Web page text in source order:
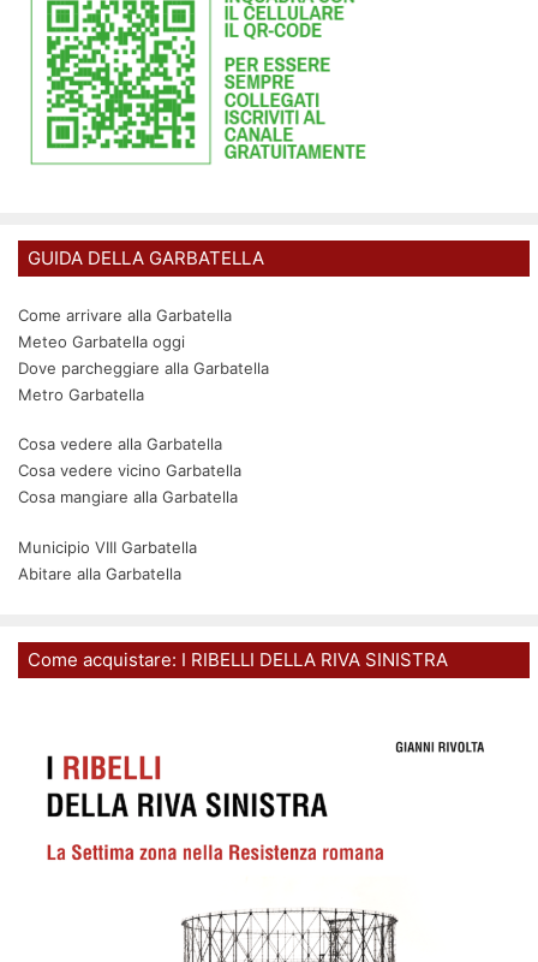
GUIDA DELLA GARBATELLA
Come arrivare alla Garbatella
Meteo Garbatella oggi
Dove parcheggiare alla Garbatella
Metro Garbatella
Cosa vedere alla Garbatella
Cosa vedere vicino Garbatella
Cosa mangiare alla Garbatella
Municipio VIII Garbatella
Abitare alla Garbatella
Come acquistare: I RIBELLI DELLA RIVA SINISTRA